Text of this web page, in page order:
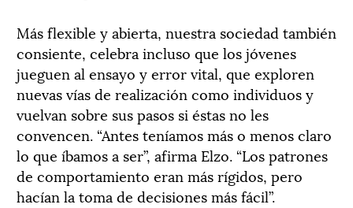
Más flexible y abierta, nuestra sociedad también
consiente, celebra incluso que los jóvenes
jueguen al ensayo y error vital, que exploren
nuevas vías de realización como individuos y
vuelvan sobre sus pasos si éstas no les
convencen. “Antes teníamos más o menos claro
lo que íbamos a ser”, afirma Elzo. “Los patrones
de comportamiento eran más rígidos, pero
hacían la toma de decisiones más fácil”.